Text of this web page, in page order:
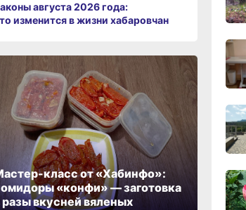
августа 2026 года:
изменится в жизни хабаровчан
класс от «Хабинфо»:
«конфи» — заготовка
разы вкусней вяленых